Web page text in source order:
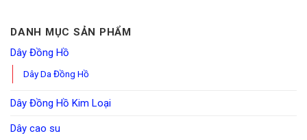
DANH MỤC SẢN PHẨM
Dây Đồng Hồ
Dây Da Đồng Hồ
Dây Đồng Hồ Kim Loại
Dây cao su